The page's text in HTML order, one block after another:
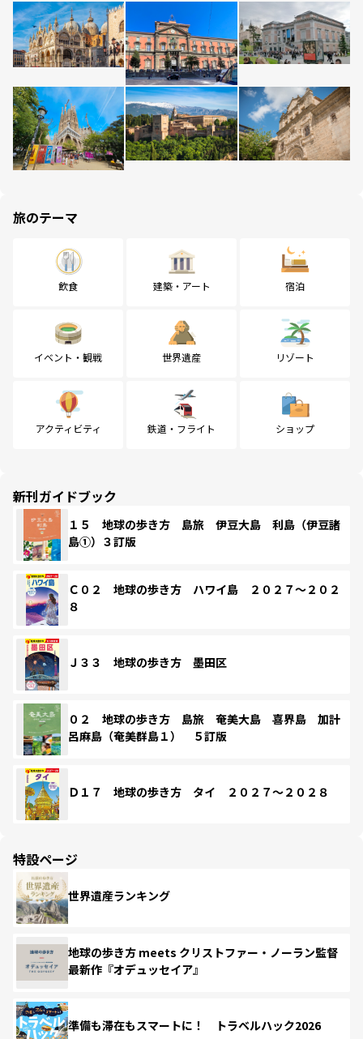
旅のテーマ
飲食 建築・アート 宿泊
イベント・観戦 世界遺産 リゾート
アクティビティ 鉄道・フライト ショップ
新刊ガイドブック
１５ 地球の歩き方 島旅 伊豆大島 利島（伊豆諸
島①）３訂版
Ｃ０２ 地球の歩き方 ハワイ島 ２０２７～２０２
８
Ｊ３３ 地球の歩き方 墨田区
０２ 地球の歩き方 島旅 奄美大島 喜界島 加計
呂麻島（奄美群島１） ５訂版
Ｄ１７ 地球の歩き方 タイ ２０２７～２０２８
特設ページ
世界遺産ランキング
地球の歩き方 meets クリストファー・ノーラン監督
最新作『オデュッセイア』
準備も滞在もスマートに！ トラベルハック2026